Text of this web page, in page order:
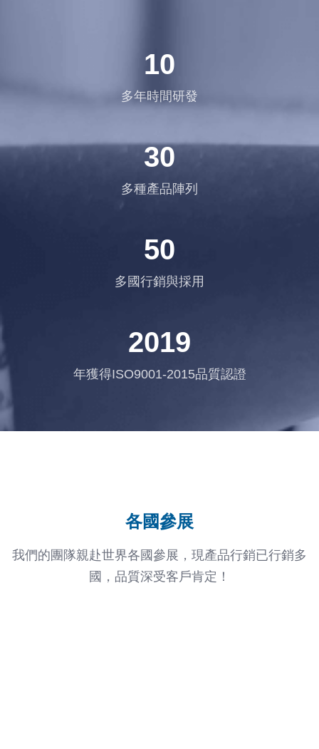
10
多年時間研發
30
多種產品陣列
50
多國行銷與採用
2019
年獲得ISO9001-2015品質認證
各國參展
我們的團隊親赴世界各國參展，現產品行銷已行銷多
國，品質深受客戶肯定！